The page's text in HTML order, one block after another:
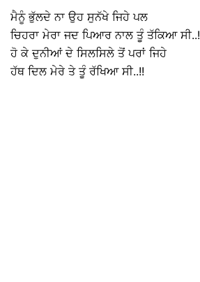
ਮੈਨੂੰ ਭੁੱਲਦੇ ਨਾ ਉਹ ਸੁਨੱਖੇ ਜਿਹੇ ਪਲ
ਚਿਹਰਾ ਮੇਰਾ ਜਦ ਪਿਆਰ ਨਾਲ ਤੂੰ ਤੱਕਿਆ
ਹੋ ਕੇ ਦੁਨੀਆਂ ਦੇ ਸਿਲਸਿਲੇ ਤੋਂ ਪਰਾਂ ਜਿਹੇ
ਹੱਥ ਦਿਲ ਮੇਰੇ ਤੇ ਤੂੰ ਰੱਖਿਆ ਸੀ..!!